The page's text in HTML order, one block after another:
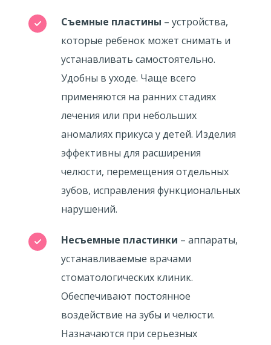
Съемные пластины – устройства,
которые ребенок может снимать и
устанавливать самостоятельно.
Удобны в уходе. Чаще всего
применяются на ранних стадиях
лечения или при небольших
аномалиях прикуса у детей. Изделия
эффективны для расширения
челюсти, перемещения отдельных
зубов, исправления функциональных
нарушений.
Несъемные пластинки – аппараты,
устанавливаемые врачами
стоматологических клиник.
Обеспечивают постоянное
воздействие на зубы и челюсти.
Назначаются при серьезных